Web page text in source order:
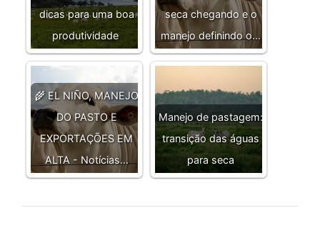
dicas para uma boa
produtividade
seca chegando e o
manejo definindo o…
🌾 EL NIÑO, MANEJO
DO PASTO E
EXPORTAÇÕES EM
ALTA - Notícias…
Manejo de pastagem:
transição das águas
para seca